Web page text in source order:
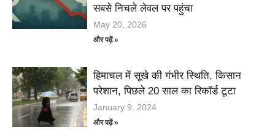
सबसे निचले लेवल पर पहुंचा
May 20, 2026
और पढ़ें »
हिमाचल में सूखे की गंभीर स्थिति, किसान
परेशान, पिछले 20 साल का रिकॉर्ड टूटा
January 9, 2024
और पढ़ें »